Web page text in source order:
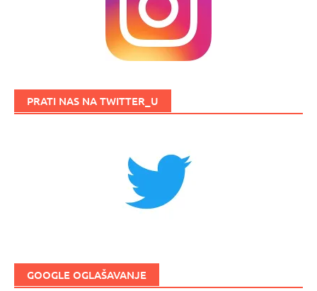
PRATI NAS NA TWITTER_U
GOOGLE OGLAŠAVANJE